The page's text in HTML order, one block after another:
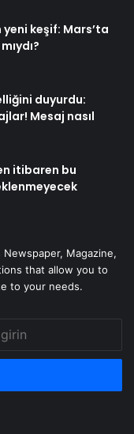
keşif: Mars’ta
duyurdu:
Mesaj nasıl
itibaren bu
Newspaper, Magazine,
that allow you to
to your needs.